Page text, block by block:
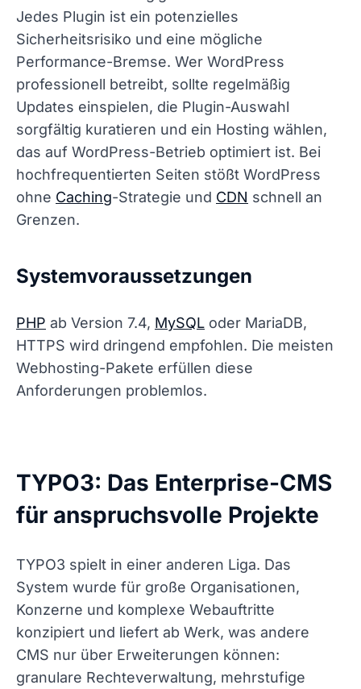
Jedes Plugin ist ein potenzielles
Sicherheitsrisiko und eine mögliche
Performance-Bremse. Wer WordPress
professionell betreibt, sollte regelmäßig
Updates einspielen, die Plugin-Auswahl
sorgfältig kuratieren und ein Hosting wählen,
das auf WordPress-Betrieb optimiert ist. Bei
hochfrequentierten Seiten stößt WordPress
ohne Caching-Strategie und CDN schnell an
Grenzen.
Systemvoraussetzungen
PHP ab Version 7.4, MySQL oder MariaDB,
HTTPS wird dringend empfohlen. Die meisten
Webhosting-Pakete erfüllen diese
Anforderungen problemlos.
TYPO3: Das Enterprise-CMS
für anspruchsvolle Projekte
TYPO3 spielt in einer anderen Liga. Das
System wurde für große Organisationen,
Konzerne und komplexe Webauftritte
konzipiert und liefert ab Werk, was andere
CMS nur über Erweiterungen können:
granulare Rechteverwaltung, mehrstufige